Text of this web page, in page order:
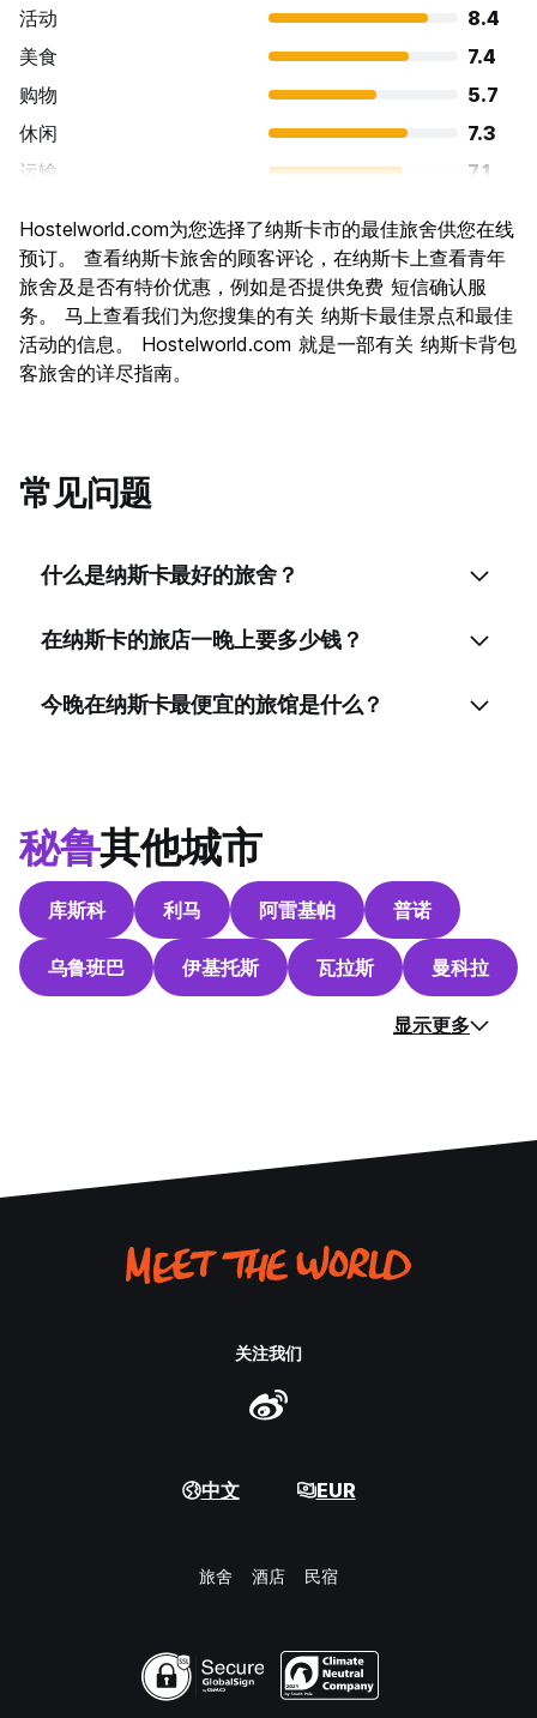
活动
8.4
美食
7.4
购物
5.7
休闲
7.3
运输
7.1
文化
8.0
夜生活
5.3
物有所值
7.3
Hostelworld.com为您选择了纳斯卡市的最佳旅舍供您在线
预订。 查看纳斯卡旅舍的顾客评论，在纳斯卡上查看青年
旅舍及是否有特价优惠，例如是否提供免费 短信确认服
务。 马上查看我们为您搜集的有关 纳斯卡最佳景点和最佳
活动的信息。 Hostelworld.com 就是一部有关 纳斯卡背包
客旅舍的详尽指南。
常见问题
什么是纳斯卡最好的旅舍？
在纳斯卡的旅店一晚上要多少钱？
今晚在纳斯卡最便宜的旅馆是什么？
秘鲁其他城市
库斯科 利马 阿雷基帕 普诺
乌鲁班巴 伊基托斯 瓦拉斯 曼科拉
显示更多
关注我们
中文 EUR
旅舍 酒店 民宿